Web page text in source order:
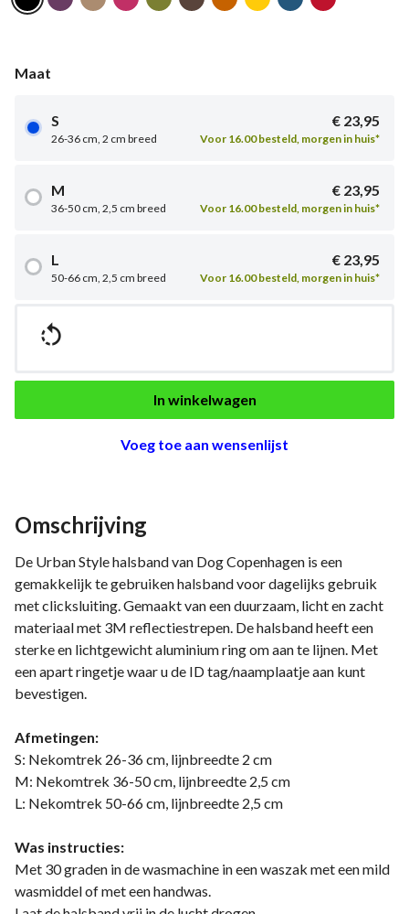
Maat
S
26-36 cm, 2 cm breed
€ 23,95
Voor 16.00 besteld, morgen in huis*
M
36-50 cm, 2,5 cm breed
€ 23,95
Voor 16.00 besteld, morgen in huis*
L
50-66 cm, 2,5 cm breed
€ 23,95
Voor 16.00 besteld, morgen in huis*

In winkelwagen
Voeg toe aan wensenlijst
Omschrijving
De Urban Style halsband van Dog Copenhagen is een
gemakkelijk te gebruiken halsband voor dagelijks gebruik
met clicksluiting. Gemaakt van een duurzaam, licht en zacht
materiaal met 3M reflectiestrepen. De halsband heeft een
sterke en lichtgewicht aluminium ring om aan te lijnen. Met
een apart ringetje waar u de ID tag/naamplaatje aan kunt
bevestigen.
Afmetingen:
S: Nekomtrek 26-36 cm, lijnbreedte 2 cm
M: Nekomtrek 36-50 cm, lijnbreedte 2,5 cm
L: Nekomtrek 50-66 cm, lijnbreedte 2,5 cm
Was instructies:
Met 30 graden in de wasmachine in een waszak met een mild
wasmiddel of met een handwas.